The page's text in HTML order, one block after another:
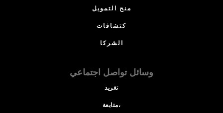
منح التمويل
كتشافات
الشركا
وسائل تواصل اجتماعي
تغريد
متابعة،